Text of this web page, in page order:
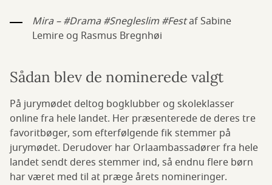
Mira – #Drama #Snegleslim #Festaf Sabine
Lemire og Rasmus Bregnhøi
Sådan blev de nominerede valgt
På jurymødet deltog bogklubber og skoleklasser
online fra hele landet. Her præsenterede de deres tre
favoritbøger, som efterfølgende fik stemmer på
jurymødet. Derudover har Orlaambassadører fra hele
landet sendt deres stemmer ind, så endnu flere børn
har været med til at præge årets nomineringer.